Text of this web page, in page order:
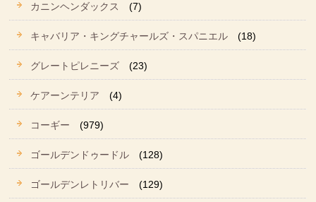
カニンヘンダックス (7)
キャバリア・キングチャールズ・スパニエル (18)
グレートピレニーズ (23)
ケアーンテリア (4)
コーギー (979)
ゴールデンドゥードル (128)
ゴールデンレトリバー (129)